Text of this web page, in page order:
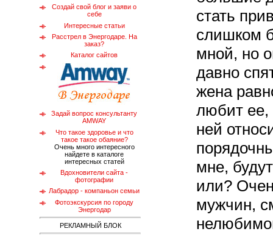
Создай свой блог и заяви о
себе
Интересные статьи
Расстрел в Энергодаре. На
заказ?
Каталог сайтов
Задай вопрос консультанту
AMWAY
Что такое здоровье и что
такое такое обаяние?
Очень много интересного
найдете в каталоге
интересных статей
Вдохновители сайта -
фотографии
Лабрадор - компаньон семьи
Фотоэкскурсия по городу
Энергодар
РЕКЛАМНЫЙ БЛОК
стать
слишком
мной, но
давно
жена
любит ее,
ней
мне,
или?
мужчин,